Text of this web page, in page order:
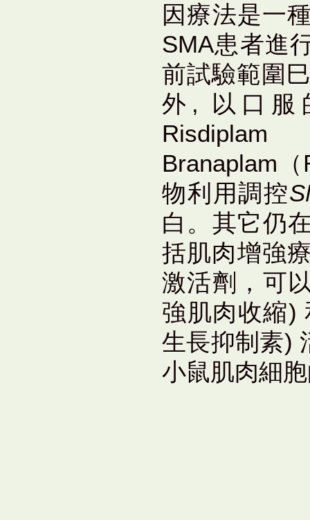
因療法是一
SMA患者進
前試驗範圍
外, 以口服
Branaplam
物利用調控
白。其它仍
括肌肉增強
激活劑，可
強肌肉收縮)
生長抑制素)
小鼠肌肉細